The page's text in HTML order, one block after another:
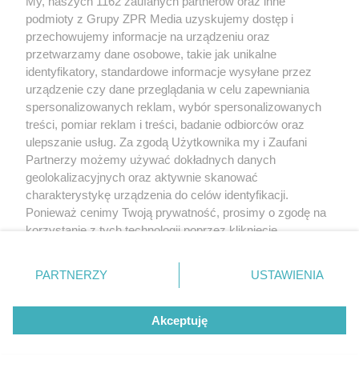
podmioty z Grupy ZPR Media uzyskujemy dostęp i
przechowujemy informacje na urządzeniu oraz
przetwarzamy dane osobowe, takie jak unikalne
identyfikatory, standardowe informacje wysyłane przez
urządzenie czy dane przeglądania w celu zapewniania
spersonalizowanych reklam, wybór spersonalizowanych
treści, pomiar reklam i treści, badanie odbiorców oraz
ulepszanie usług. Za zgodą Użytkownika my i Zaufani
Partnerzy możemy używać dokładnych danych
geolokalizacyjnych oraz aktywnie skanować
charakterystykę urządzenia do celów identyfikacji.
Ponieważ cenimy Twoją prywatność, prosimy o zgodę na
korzystanie z tych technologii poprzez kliknięcie
zmienić/wycofać klikając przycisk ustawień prywatności
znajdujący się w lewym dolnym rogu strony
rodzaje przetwarzania danych nie wymagają zgody
użytkownika, ale masz prawo sprzeciwić się takiemu
przetwarzaniu. Preferencje będą miały zastosowanie tylko
PARTNERZY USTAWIENIA
Akceptuję